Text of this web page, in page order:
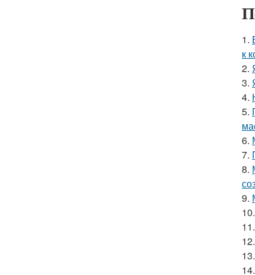
1.
к
2.
3.
4.
5.
6.
7.
8.
9.
10.
11.
12.
13.
14.